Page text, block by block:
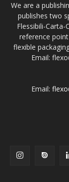
We are a
publishes two
Flessibili-
reference
flexible
Email:
Email: